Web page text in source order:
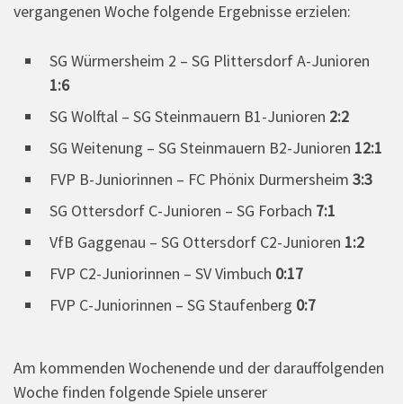
vergangenen Woche folgende Ergebnisse erzielen:
SG Würmersheim 2 – SG Plittersdorf A-Junioren
1:6
SG Wolftal – SG Steinmauern B1-Junioren 2:2
SG Weitenung – SG Steinmauern B2-Junioren 12:1
FVP B-Juniorinnen – FC Phönix Durmersheim 3:3
SG Ottersdorf C-Junioren – SG Forbach 7:1
VfB Gaggenau – SG Ottersdorf C2-Junioren 1:2
FVP C2-Juniorinnen – SV Vimbuch 0:17
FVP C-Juniorinnen – SG Staufenberg 0:7
Am kommenden Wochenende und der darauffolgenden
Woche finden folgende Spiele unserer